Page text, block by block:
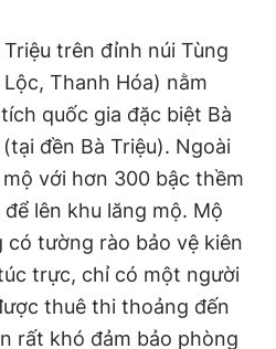
trên đỉnh núi Tùng
Thanh Hóa) nằm
quốc gia đặc biệt Bà
đền Bà Triệu). Ngoài
với hơn 300 bậc thềm
lên khu lăng mộ. Mộ
có tường rào bảo vệ kiên
trực, chỉ có một người
thuê thi thoảng đến
rất khó đảm bảo phòng